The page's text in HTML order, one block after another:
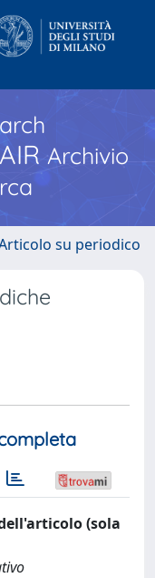
Archivio
su periodico
(sola